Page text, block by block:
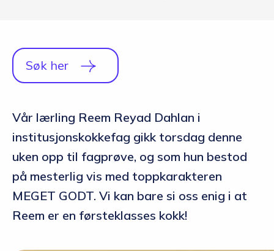
Søk her
Vår lærling Reem Reyad Dahlan i
institusjonskokkefag gikk torsdag denne
uken opp til fagprøve, og som hun bestod
på mesterlig vis med toppkarakteren
MEGET GODT. Vi kan bare si oss enig i at
Reem er en førsteklasses kokk!